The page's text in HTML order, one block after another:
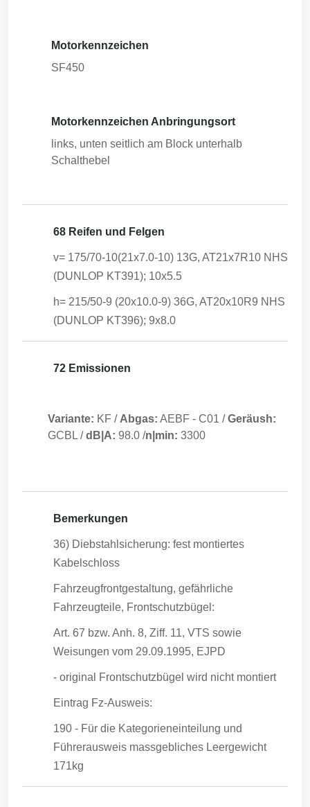
Motorkennzeichen
SF450
Motorkennzeichen Anbringungsort
links, unten seitlich am Block unterhalb
Schalthebel
68 Reifen und Felgen
v= 175/70-10(21x7.0-10) 13G, AT21x7R10 NHS
(DUNLOP KT391); 10x5.5
h= 215/50-9 (20x10.0-9) 36G, AT20x10R9 NHS
(DUNLOP KT396); 9x8.0
72 Emissionen
Variante: KF / Abgas: AEBF - C01 /Geräush:
GCBL /dB|A: 98.0 /n|min: 3300
Bemerkungen
36) Diebstahlsicherung: fest montiertes
Kabelschloss
Fahrzeugfrontgestaltung, gefährliche
Fahrzeugteile, Frontschutzbügel:
Art. 67 bzw. Anh. 8, Ziff. 11, VTS sowie
Weisungen vom 29.09.1995, EJPD
- original Frontschutzbügel wird nicht montiert
Eintrag Fz-Ausweis:
190 - Für die Kategorieneinteilung und
Führerausweis massgebliches Leergewicht
171kg